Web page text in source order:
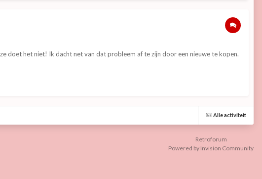
doet het niet! Ik dacht net van dat probleem af te zijn door een nieuwe te kopen.
Alle activiteit
Retroforum
Powered by Invision Community